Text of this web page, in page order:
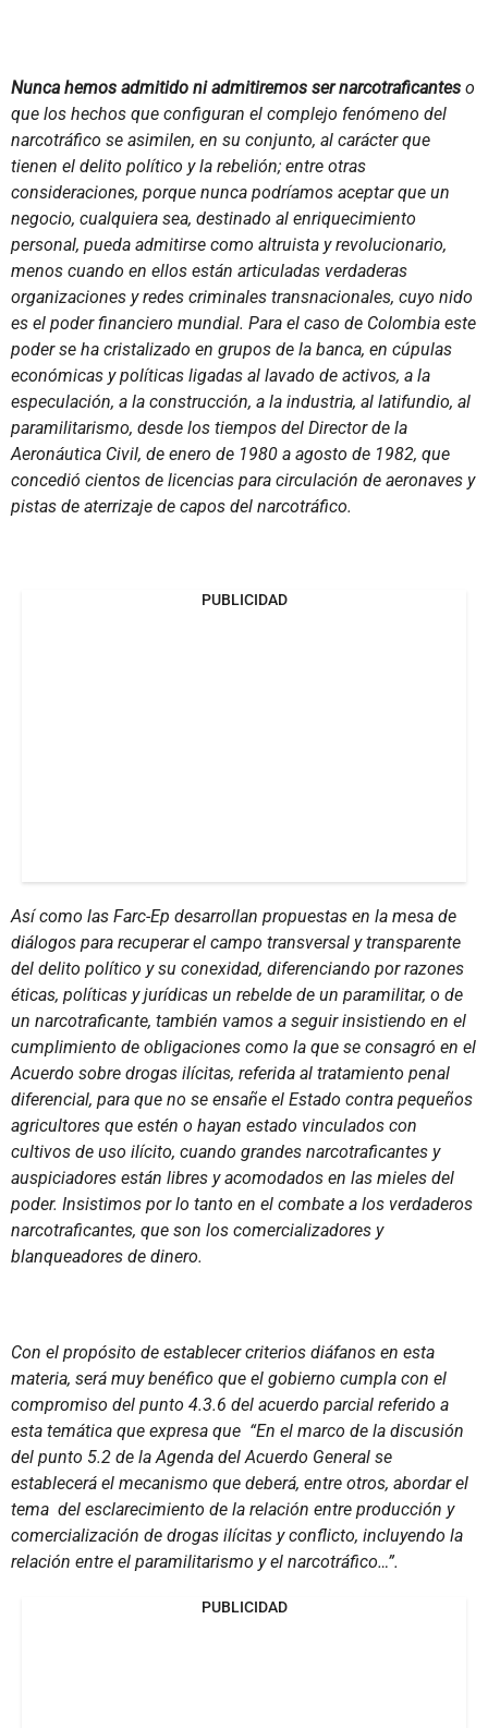
Nunca hemos admitido ni admitiremos ser narcotraficantes o
que los hechos que configuran el complejo fenómeno del
narcotráfico se asimilen, en su conjunto, al carácter que
tienen el delito político y la rebelión; entre otras
consideraciones, porque nunca podríamos aceptar que un
negocio, cualquiera sea, destinado al enriquecimiento
personal, pueda admitirse como altruista y revolucionario,
menos cuando en ellos están articuladas verdaderas
organizaciones y redes criminales transnacionales, cuyo nido
es el poder financiero mundial. Para el caso de Colombia este
poder se ha cristalizado en grupos de la banca, en cúpulas
económicas y políticas ligadas al lavado de activos, a la
especulación, a la construcción, a la industria, al latifundio, al
paramilitarismo, desde los tiempos del Director de la
Aeronáutica Civil, de enero de 1980 a agosto de 1982, que
concedió cientos de licencias para circulación de aeronaves y
pistas de aterrizaje de capos del narcotráfico.
PUBLICIDAD
Así como las Farc-Ep desarrollan propuestas en la mesa de
diálogos para recuperar el campo transversal y transparente
del delito político y su conexidad, diferenciando por razones
éticas, políticas y jurídicas un rebelde de un paramilitar, o de
un narcotraficante, también vamos a seguir insistiendo en el
cumplimiento de obligaciones como la que se consagró en el
Acuerdo sobre drogas ilícitas, referida al tratamiento penal
diferencial, para que no se ensañe el Estado contra pequeños
agricultores que estén o hayan estado vinculados con
cultivos de uso ilícito, cuando grandes narcotraficantes y
auspiciadores están libres y acomodados en las mieles del
poder. Insistimos por lo tanto en el combate a los verdaderos
narcotraficantes, que son los comercializadores y
blanqueadores de dinero.
Con el propósito de establecer criterios diáfanos en esta
materia, será muy benéfico que el gobierno cumpla con el
compromiso del punto 4.3.6 del acuerdo parcial referido a
esta temática que expresa que “En el marco de la discusión
del punto 5.2 de la Agenda del Acuerdo General se
establecerá el mecanismo que deberá, entre otros, abordar el
tema del esclarecimiento de la relación entre producción y
comercialización de drogas ilícitas y conflicto, incluyendo la
relación entre el paramilitarismo y el narcotráfico…”.
PUBLICIDAD